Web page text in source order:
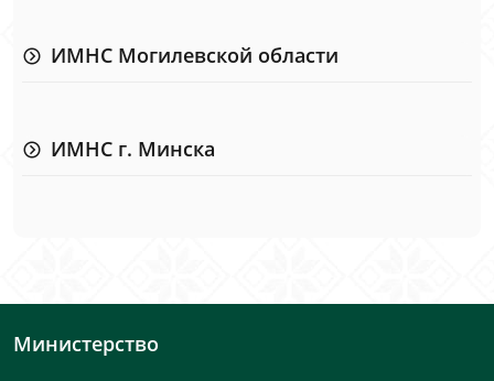
ИМНС Могилевской области
ИМНС г. Минска
Министерство